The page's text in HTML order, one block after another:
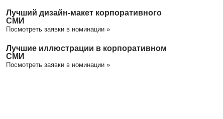
Лучший дизайн-макет корпоративного
СМИ
Посмотреть заявки в номинации »
Лучшие иллюстрации в корпоративном
СМИ
Посмотреть заявки в номинации »